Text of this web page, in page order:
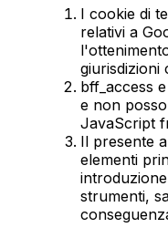
I cookie di
relativi a
giurisdizioni
bff_access e
e non
JavaScript
Il presente
elementi
strumenti,